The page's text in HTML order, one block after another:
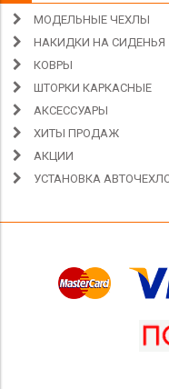
МОДЕЛЬНЫЕ ЧЕХЛЫ
НАКИДКИ НА СИДЕНЬЯ
КОВРЫ
ШТОРКИ КАРКАСНЫЕ
АКСЕССУАРЫ
ХИТЫ ПРОДАЖ
АКЦИИ
УСТАНОВКА